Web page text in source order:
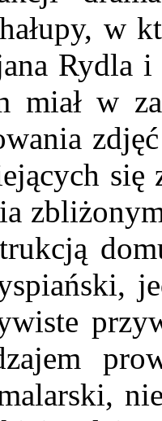
w
Rydla
miał w
się